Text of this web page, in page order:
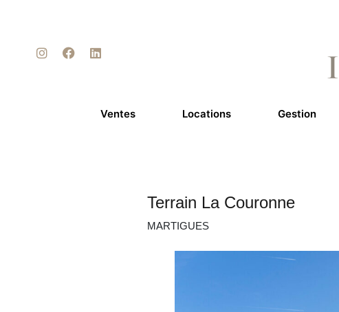
Ventes Locations Gestion
Terrain La Couronne
MARTIGUES